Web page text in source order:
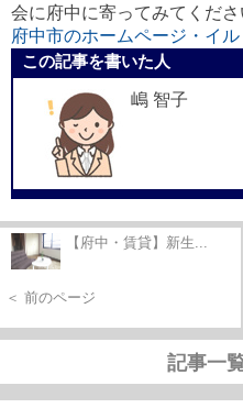
会に府中に寄ってみてくださ
府中市のホームページ・イ
この記事を書いた人
嶋 智子
【府中・賃貸】新生...
＜ 前のページ
記事一